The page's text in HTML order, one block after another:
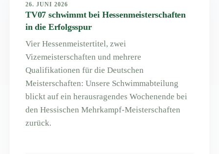
26. JUNI 2026
TV07 schwimmt bei Hessenmeisterschaften
in die Erfolgsspur
Vier Hessenmeistertitel, zwei
Vizemeisterschaften und mehrere
Qualifikationen für die Deutschen
Meisterschaften: Unsere Schwimmabteilung
blickt auf ein herausragendes Wochenende bei
den Hessischen Mehrkampf-Meisterschaften
zurück.